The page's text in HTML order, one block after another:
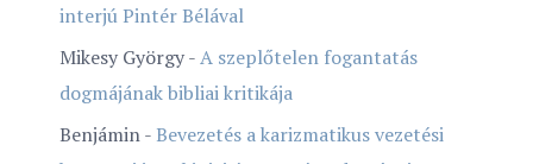
interjú Pintér Bélával
Mikesy György-A szeplőtelen fogantatás
dogmájának bibliai kritikája
Benjámin-Bevezetés a karizmatikus vezetési